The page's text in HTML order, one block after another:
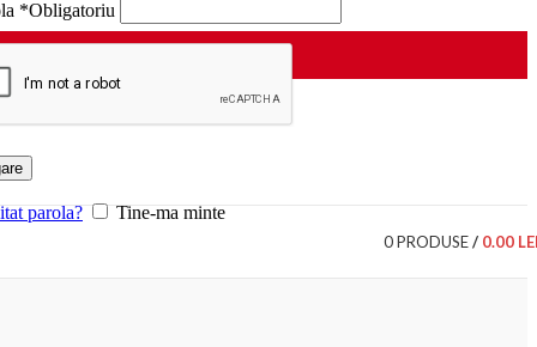
*Obligatoriu
parola? Tine-ma minte
0PRODUSE/ 0.00